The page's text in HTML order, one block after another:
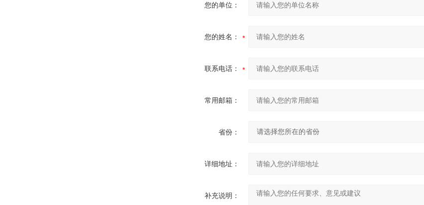
您的单位：
您的姓名：
联系电话：
常用邮箱：
省份：
详细地址：
补充说明：